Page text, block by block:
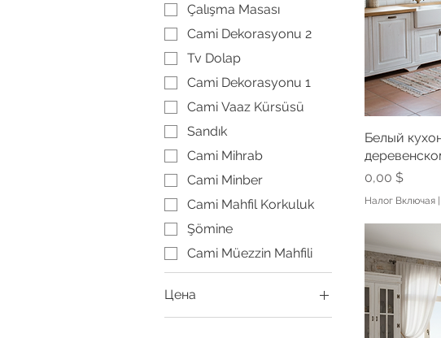
Çalışma Masası
Cami Dekorasyonu 2
Tv Dolap
Cami Dekorasyonu 1
Cami Vaaz Kürsüsü
Sandık
Cami Mihrab
Cami Minber
Cami Mahfil Korkuluk
Şömine
Cami Müezzin Mahfili
Цена
Белый
Цена
0,00 $
Налог Включая|